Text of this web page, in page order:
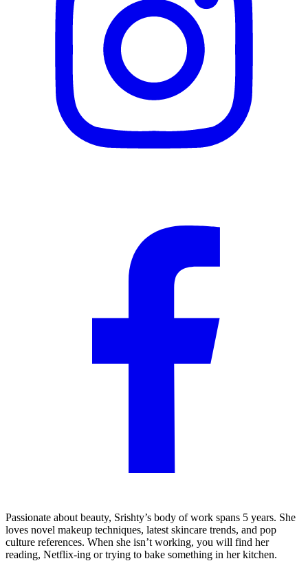
Passionate about beauty, Srishty’s body of work spans 5 years. She
loves novel makeup techniques, latest skincare trends, and pop
culture references. When she isn’t working, you will find her
reading, Netflix-ing or trying to bake something in her kitchen.